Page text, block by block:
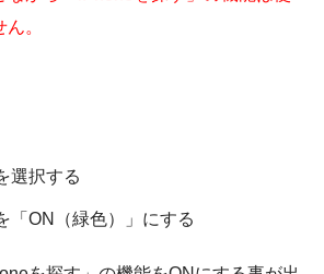
。
選択する
「ON（緑色）」にする